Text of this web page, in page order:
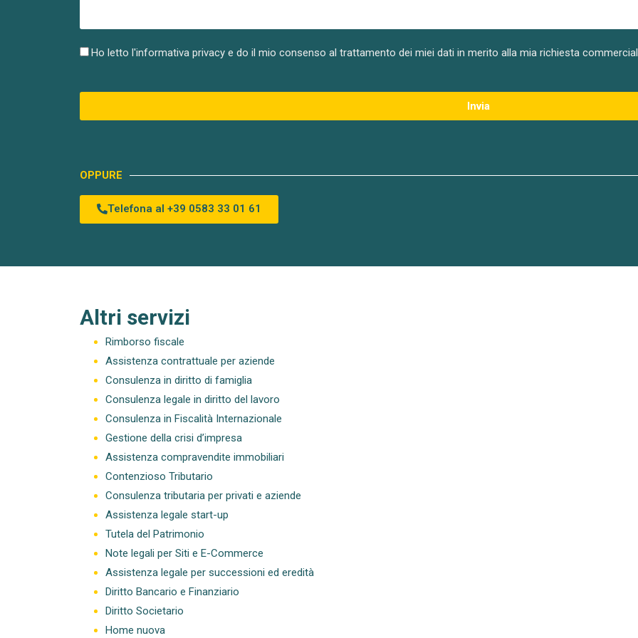
Ho letto l'informativa privacy e do il mio consenso al trattamento dei miei dati in merito alla mia richiesta
Invia
OPPURE
Telefona al +39 0583 33 01 61
Altri servizi
Rimborso fiscale
Assistenza contrattuale per aziende
Consulenza in diritto di famiglia
Consulenza legale in diritto del lavoro
Consulenza in Fiscalità Internazionale
Gestione della crisi d’impresa
Assistenza compravendite immobiliari
Contenzioso Tributario
Consulenza tributaria per privati e aziende
Assistenza legale start-up
Tutela del Patrimonio
Note legali per Siti e E-Commerce
Assistenza legale per successioni ed eredità
Diritto Bancario e Finanziario
Diritto Societario
Home nuova